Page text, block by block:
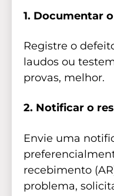
1. Documentar
Registre o
laudos ou
provas, melhor.
2. Notificar o
Envie uma
recebimento
problema,